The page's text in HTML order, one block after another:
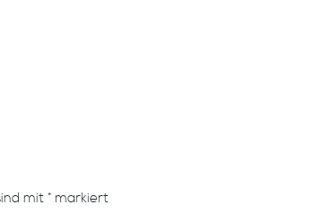
mit* markiert